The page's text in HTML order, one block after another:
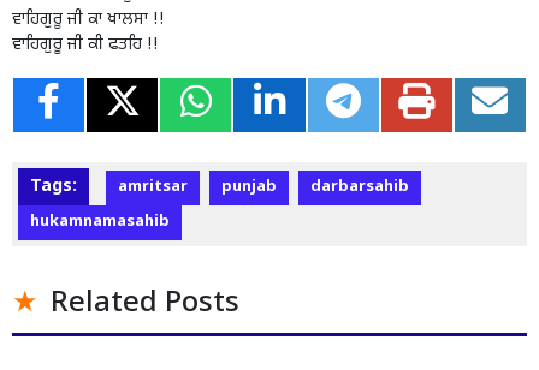
ਵਾਹਿਗੁਰੂ ਜੀ ਕਾ ਖਾਲਸਾ !!
ਵਾਹਿਗੁਰੂ ਜੀ ਕੀ ਫਤਹਿ !!
Tags: amritsar punjab
darbarsahib
hukamnamasahib
Related Posts